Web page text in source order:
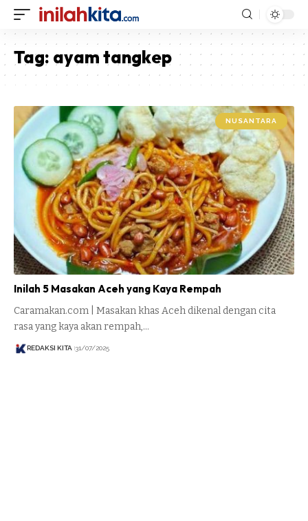
Tag: ayam tangkep
NUSANTARA
Inilah 5 Masakan Aceh yang Kaya Rempah
Caramakan.com | Masakan khas Aceh dikenal dengan cita
rasa yang kaya akan rempah,…
REDAKSI KITA 31/07/2025